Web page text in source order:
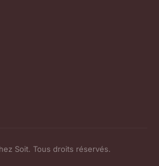
Soit. Tous droits réservés.